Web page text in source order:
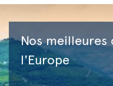
Nos meilleures
l'Europe